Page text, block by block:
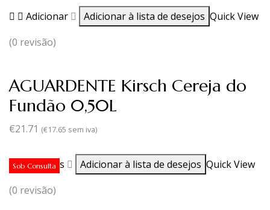
Adicionar Adicionar à lista de desejos Quick View
(0 revisão)
AGUARDENTE Kirsch Cereja do
Fundão 0,50L
€21.71 (€17.65 sem iva)
Sob Consulta
Ler mais Adicionar à lista de desejos Quick View
(0 revisão)